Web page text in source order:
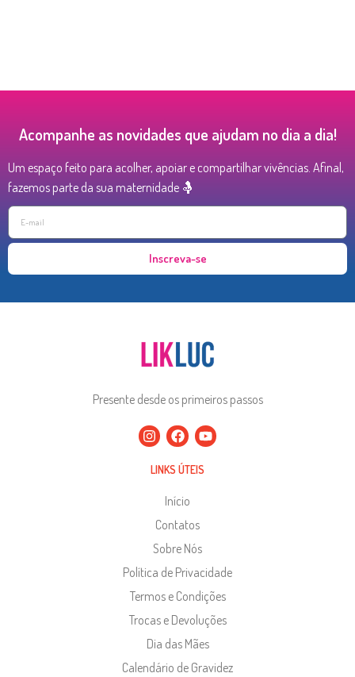
Acompanhe as novidades que ajudam no dia a dia!
Um espaço feito para acolher, apoiar e compartilhar vivências. Afinal,
fazemos parte da sua maternidade 🤱
Inscreva-se
Presente desde os primeiros passos
LINKS ÚTEIS
Início
Contatos
Sobre Nós
Política de Privacidade
Termos e Condições
Trocas e Devoluções
Dia das Mães
Calendário de Gravidez